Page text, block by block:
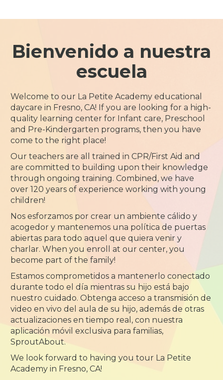
Bienvenido a nuestra
escuela
Welcome to our La Petite Academy educational
daycare in Fresno, CA! If you are looking for a high-
quality learning center for Infant care, Preschool
and Pre-Kindergarten programs, then you have
come to the right place!
Our teachers are all trained in CPR/First Aid and
are committed to building upon their knowledge
through ongoing training. Combined, we have
over 120 years of experience working with young
children!
Nos esforzamos por crear un ambiente cálido y
acogedor y mantenemos una política de puertas
abiertas para todo aquel que quiera venir y
charlar. When you enroll at our center, you
become part of the family!
Estamos comprometidos a mantenerlo conectado
durante todo el día mientras su hijo está bajo
nuestro cuidado. Obtenga acceso a transmisión de
video en vivo del aula de su hijo, además de otras
actualizaciones en tiempo real, con nuestra
aplicación móvil exclusiva para familias,
SproutAbout.
We look forward to having you tour La Petite
Academy in Fresno, CA!